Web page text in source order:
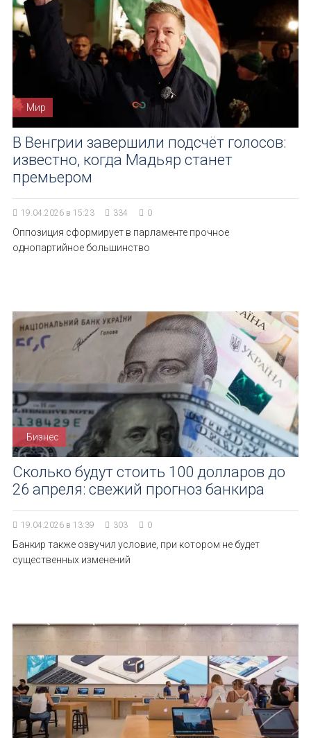
Мир
В Венгрии завершили подсчёт голосов:
известно, когда Мадьяр станет
премьером
19.04.2026 в 15:23 334 0
Оппозиция сформирует в парламенте прочное
однопартийное большинство
Бизнес
Сколько будут стоить 100 долларов до
26 апреля: свежий прогноз банкира
19.04.2026 в 13:39 303 0
Банкир также озвучил условие, при котором не будет
существенных изменений